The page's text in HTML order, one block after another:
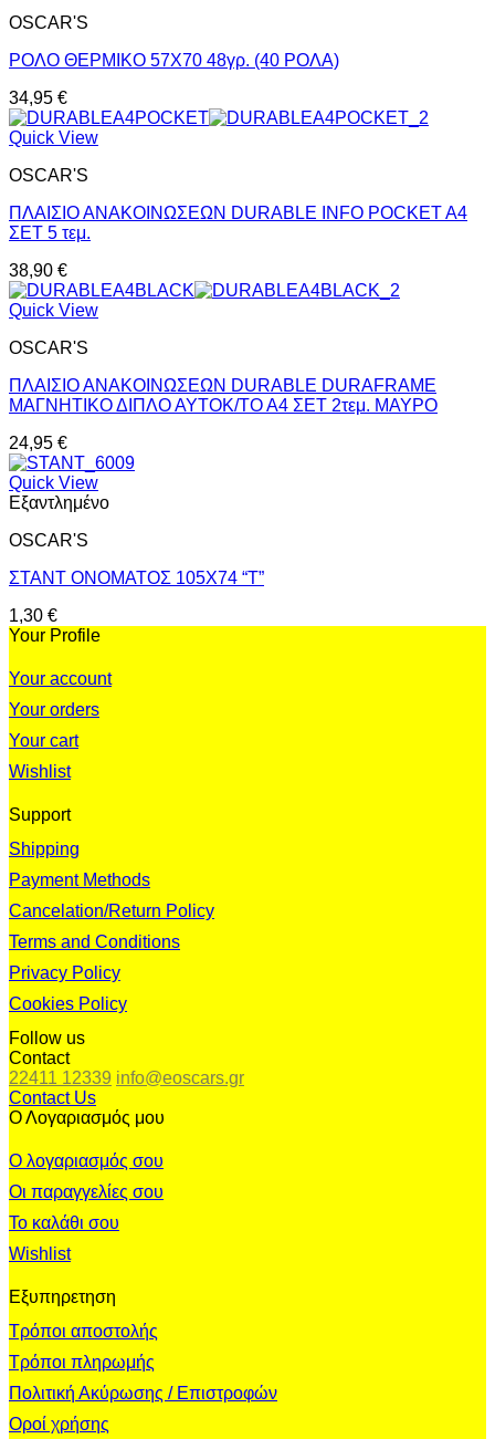
OSCAR'S
ΡΟΛΟ ΘΕΡΜΙΚΟ 57Χ70 48γρ. (40 ΡΟΛΑ)
34,95 €
Quick View
OSCAR'S
ΠΛΑΙΣΙΟ ΑΝΑΚΟΙΝΩΣΕΩΝ DURABLE INFO POCKET A4
ΣΕΤ 5 τεμ.
38,90 €
Quick View
OSCAR'S
ΠΛΑΙΣΙΟ ΑΝΑΚΟΙΝΩΣΕΩΝ DURABLE DURAFRAME
ΜΑΓΝΗΤΙΚΟ ΔΙΠΛΟ ΑΥΤΟΚ/ΤΟ Α4 ΣΕΤ 2τεμ. ΜΑΥΡΟ
24,95 €
Quick View
Εξαντλημένο
OSCAR'S
ΣΤΑΝΤ ΟΝΟΜΑΤΟΣ 105X74 “T”
1,30 €
Your Profile
Your account
Your orders
Your cart
Wishlist
Support
Shipping
Payment Methods
Cancelation/Return Policy
Terms and Conditions
Privacy Policy
Cookies Policy
Follow us
Contact
22411 12339 info@eoscars.gr
Contact Us
Ο Λογαριασμός μου
Ο λογαριασμός σου
Οι παραγγελίες σου
Το καλάθι σου
Wishlist
Εξυπηρετηση
Τρόποι αποστολής
Τρόποι πληρωμής
Πολιτική Ακύρωσης / Επιστροφών
Οροί χρήσης